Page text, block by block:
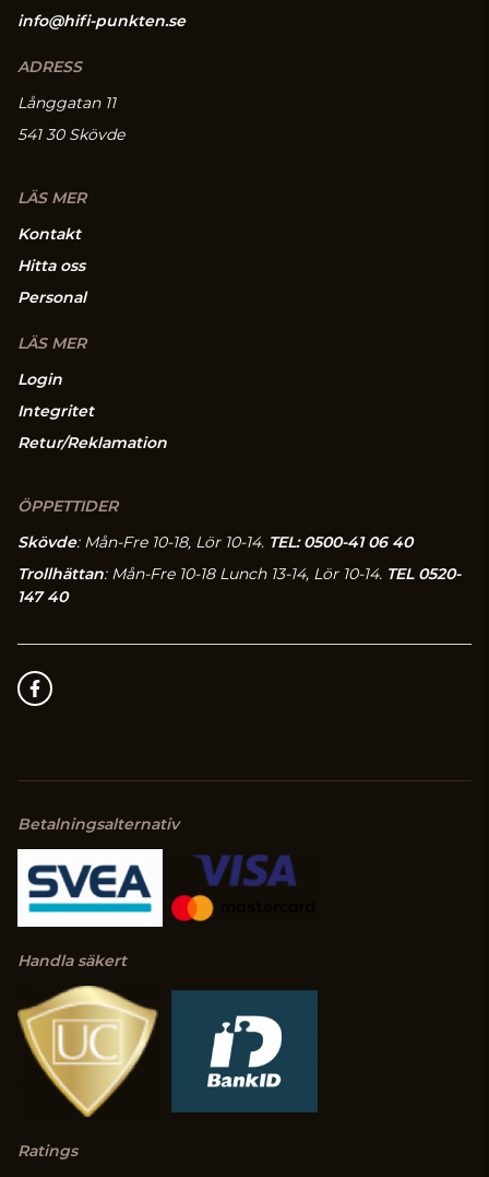
info@hifi-punkten.se
ADRESS
Långgatan 11
541 30 Skövde
LÄS MER
Kontakt
Hitta oss
Personal
LÄS MER
Login
Integritet
Retur/Reklamation
ÖPPETTIDER
Skövde: Mån-Fre 10-18, Lör 10-14. TEL: 0500-41 06 40
Trollhättan: Mån-Fre 10-18 Lunch 13-14, Lör 10-14. TEL 0520-
147 40
Betalningsalternativ
Handla säkert
Ratings